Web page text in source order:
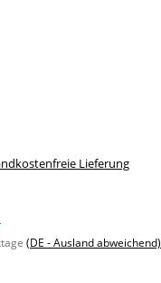
Lieferung
(DE - Ausland abweichend)